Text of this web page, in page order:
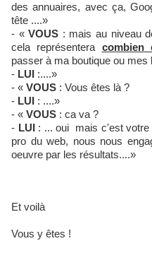
des annuaires, avec ça,
tête ....»
- «VOUS : mais au niveau
cela représentera combien
passer à ma boutique ou mes
- LUI :....»
- « VOUS : Vous êtes là ?
- LUI : ....»
- « VOUS : ca va ?
- LUI : ... oui mais c'est votre
pro du web, nous nous
oeuvre par les résultats....»
Et voilà
Vous y êtes !